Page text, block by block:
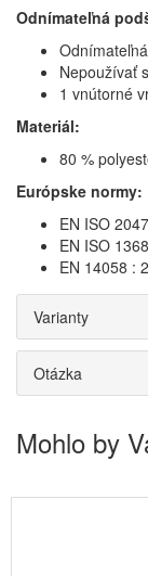
Odnímateľná
Nepoužívať
1 vnútorné
Materiál:
80 %
Európske normy:
EN ISO
EN ISO
EN 14058 :
Varianty
Otázka
Mohlo by